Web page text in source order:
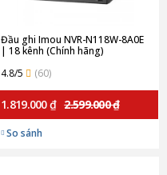
Đầu ghi Imou NVR-N118W-8A0E
| 18 kênh (Chính hãng)
4.8/5
(60)
1.819.000 ₫ 2.599.000 ₫
So sánh